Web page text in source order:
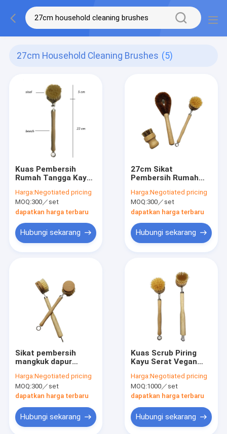
27cm Household Cleaning Brushes (5)
Kuas Pembersih
Rumah Tangga Kayu
Kuas Cuci Kayu
Harga:Negotiated pricing
MOQ:300／set
dapatkan harga terbaru
Hubungi sekarang
27cm Sikat
Pembersih Rumah
Harga:Negotiated pricing
MOQ:300／set
dapatkan harga terbaru
Hubungi sekarang
Sikat pembersih
mangkuk dapur
nylon 27cm bamboo
dish scrubber
Harga:Negotiated pricing
MOQ:300／set
dapatkan harga terbaru
Hubungi sekarang
Kuas Scrub Piring
Kayu Serat Vegan
Lingkungan
Harga:Negotiated pricing
MOQ:1000／set
dapatkan harga terbaru
Hubungi sekarang